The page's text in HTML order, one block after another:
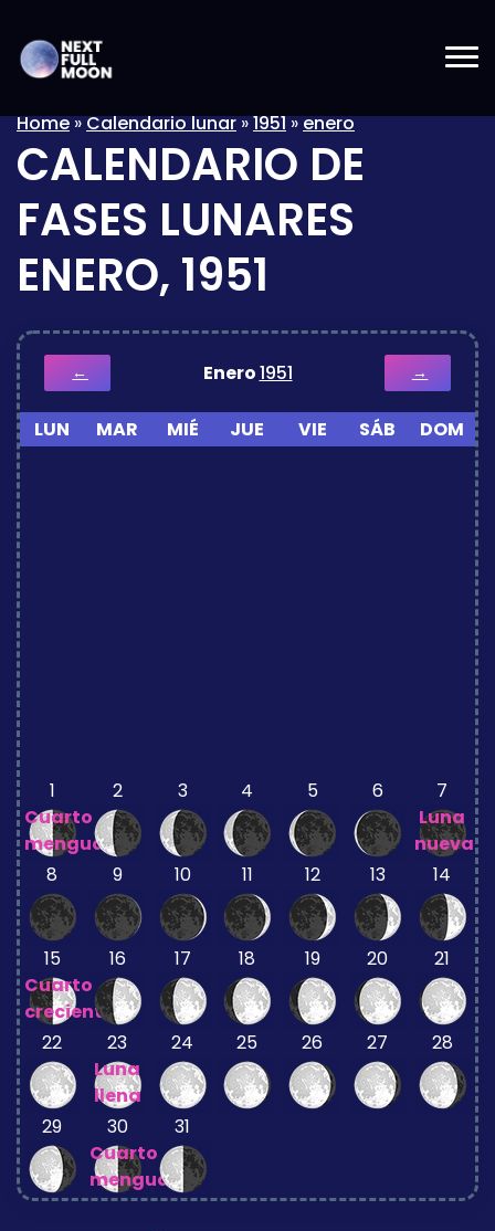
Home»Calendario lunar»1951»enero
CALENDARIO DE
FASES LUNARES
ENERO, 1951
← Enero1951 →
LUN MAR MIÉ JUE VIE SÁB DOM
1
Cuarto
menguante
2 3 4 5 6
7
Luna
nueva
8
9 10 11 12 13 14
15
Cuarto
creciente
16 17 18 19 20 21
22
23
Luna
llena
24 25 26 27 28
29
30
Cuarto
menguante
31